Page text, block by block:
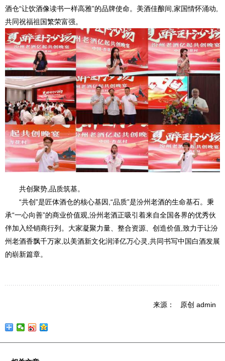
酒仓“让饮酒像读书一样高雅”的品牌使命。美酒佳酿间,家国情怀涌动,
共同祝福祖国繁荣富强。
共创聚势,品质筑基。
“共创”是匠体酒仓的核心基因,“品质”是汾州老酒的生命基石。秉
承“一心向善”的商业价值观,汾州老酒正吸引着来自全国各界的优秀伙
伴加入经销商行列。大家凝聚力量、整合资源、创造价值,致力于让汾
州老酒香飘千万家,以美酒新文化润泽亿万心灵,共同书写中国白酒发展
的崭新篇章。
来源： 原创 admin